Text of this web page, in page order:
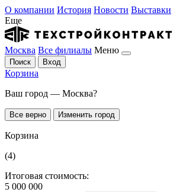
О компании История Новости Выставки
Еще
Москва Все филиалы Меню
Поиск Вход
Корзина
Ваш город — Москва?
Все верно Изменить город
Корзина
(4)
Итоговая стоимость:
5 000 000